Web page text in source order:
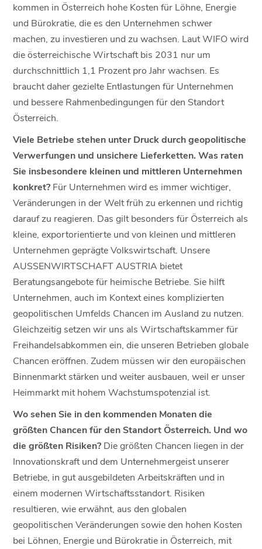
kommen in Österreich hohe Kosten für Löhne, Energie
und Bürokratie, die es den Unternehmen schwer
machen, zu investieren und zu wachsen. Laut WIFO wird
die österreichische Wirtschaft bis 2031 nur um
durchschnittlich 1,1 Prozent pro Jahr wachsen. Es
braucht daher gezielte Entlastungen für Unternehmen
und bessere Rahmenbedingungen für den Standort
Österreich.
Viele Betriebe stehen unter Druck durch geopolitische
Verwerfungen und unsichere Lieferketten. Was raten
Sie insbesondere kleinen und mittleren Unternehmen
konkret? Für Unternehmen wird es immer wichtiger,
Veränderungen in der Welt früh zu erkennen und richtig
darauf zu reagieren. Das gilt besonders für Österreich als
kleine, exportorientierte und von kleinen und mittleren
Unternehmen geprägte Volkswirtschaft. Unsere
AUSSENWIRTSCHAFT AUSTRIA bietet
Beratungsangebote für heimische Betriebe. Sie hilft
Unternehmen, auch im Kontext eines komplizierten
geopolitischen Umfelds Chancen im Ausland zu nutzen.
Gleichzeitig setzen wir uns als Wirtschaftskammer für
Freihandelsabkommen ein, die unseren Betrieben globale
Chancen eröffnen. Zudem müssen wir den europäischen
Binnenmarkt stärken und weiter ausbauen, weil er unser
Heimmarkt mit hohem Wachstumspotenzial ist.
Wo sehen Sie in den kommenden Monaten die
größten Chancen für den Standort Österreich. Und wo
die größten Risiken? Die größten Chancen liegen in der
Innovationskraft und dem Unternehmergeist unserer
Betriebe, in gut ausgebildeten Arbeitskräften und in
einem modernen Wirtschaftsstandort. Risiken
resultieren, wie erwähnt, aus den globalen
geopolitischen Veränderungen sowie den hohen Kosten
bei Löhnen, Energie und Bürokratie in Österreich, mit